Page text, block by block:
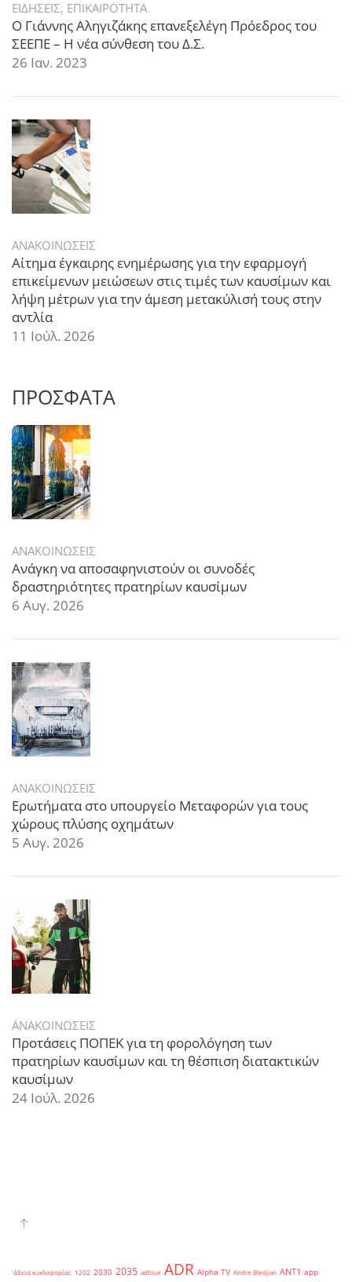
ΕΙΔΗΣΕΙΣ, ΕΠΙΚΑΙΡΟΤΗΤΑ
Ο Γιάννης Αληγιζάκης επανεξελέγη Πρόεδρος του
ΣΕΕΠΕ – Η νέα σύνθεση του Δ.Σ.
26 Ιαν. 2023
ΑΝΑΚΟΙΝΩΣΕΙΣ
Αίτημα έγκαιρης ενημέρωσης για την εφαρμογή
επικείμενων μειώσεων στις τιμές των καυσίμων και
λήψη μέτρων για την άμεση μετακύλισή τους στην
αντλία
11 Ιούλ. 2026
ΠΡΟΣΦΑΤΑ
ΑΝΑΚΟΙΝΩΣΕΙΣ
Ανάγκη να αποσαφηνιστούν οι συνοδές
δραστηριότητες πρατηρίων καυσίμων
6 Αυγ. 2026
ΑΝΑΚΟΙΝΩΣΕΙΣ
Ερωτήματα στο υπουργείο Μεταφορών για τους
χώρους πλύσης οχημάτων
5 Αυγ. 2026
ΑΝΑΚΟΙΝΩΣΕΙΣ
Προτάσεις ΠΟΠΕΚ για τη φορολόγηση των
πρατηρίων καυσίμων και τη θέσπιση διατακτικών
καυσίμων
24 Ιούλ. 2026
'άδεια κυκλοφορίας 1202 2030 2035 adblue ADR Alpha TV Andre Bledjian ANT1 app